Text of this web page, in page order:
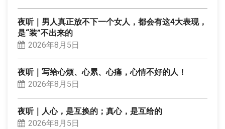
夜听｜男人真正放不下一个女人，都会有这4大表现，
是“装”不出来的
2026年8月5日
夜听｜写给心烦、心累、心痛，心情不好的人！
2026年8月5日
夜听｜人心，是互换的；真心，是互给的
2026年8月5日